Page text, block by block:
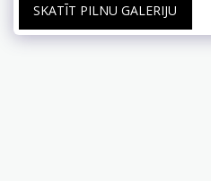
SKATĪT PILNU GALERIJU